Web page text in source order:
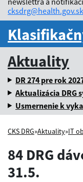
cksdrg@health.gov.sk
Aktuality
DR 274 pre rok
Aktualizácia DRG
Usmernenie k
CKS DRG»Aktuality»IT
84 DRG
31.5.